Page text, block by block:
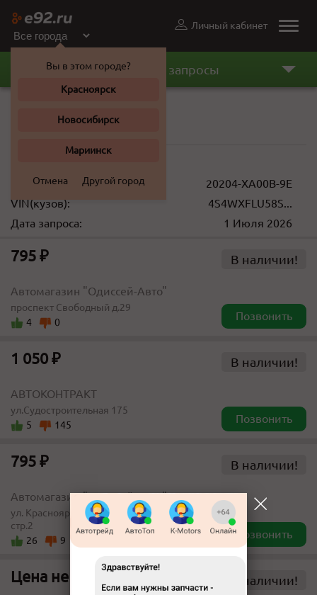
Toggle
Личный кабинет
Вы в этом городе?
Красноярск
Новосибирск
Мариинск
Отмена Другой город
Последние запросы
Сайлентблок
Subaru Tribeca 2008 г.
Номер запчасти:
20204-XA00B-9E
VIN(кузов):
4S4WXFLU58S...
Дата запроса:
1 Июля 2026
795 ₽ В наличии!
Автомагазин "Одиссей-Авто"
проспект Свободный д.29
4
0 Позвонить
1 050 ₽ В наличии!
АВТОКОНТРАКТ
ул.Судостроительная 175
5
145 Позвонить
795 ₽ В наличии!
Автомагазин "Одиссей-Авто"
ул. Красноярский рабочий, д.154,
стр.2
26
9 Позвонить
Цена не указана В наличии!